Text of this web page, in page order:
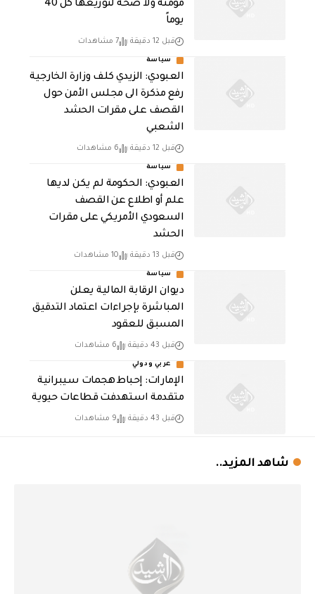
مؤمنة ولا صحة لتوزيعها كل 40
يوماً
قبل 12 دقيقة 7 مشاهدات
سياسة
العبودي: الزيدي كلف وزارة الخارجية
رفع مذكرة الى مجلس الأمن حول
القصف على مقرات الحشد
الشعبي
قبل 12 دقيقة 6 مشاهدات
سياسة
العبودي: الحكومة لم يكن لديها
علم أو اطلاع عن القصف
السعودي الأمريكي على مقرات
الحشد
قبل 13 دقيقة 10 مشاهدات
سياسة
ديوان الرقابة المالية يعلن
المباشرة بإجراءات اعتماد التدقيق
المسبق للعقود
قبل 43 دقيقة 6 مشاهدات
عربي ودولي
الإمارات: إحباط هجمات سيبرانية
متقدمة استهدفت قطاعات حيوية
قبل 43 دقيقة 9 مشاهدات
شاهد المزيد..